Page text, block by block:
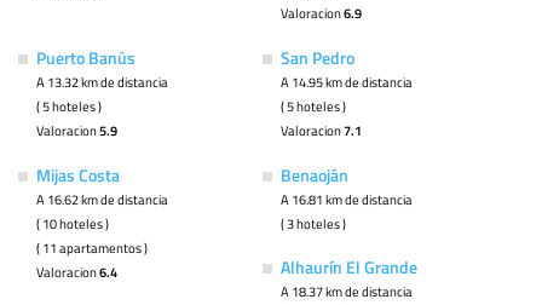
Valoracion6.9
Puerto Banús
A 13.32 km de distancia
( 5 hoteles )
Valoracion5.9
San Pedro
A 14.95 km de distancia
( 5 hoteles )
Valoracion7.1
Mijas Costa
A 16.62 km de distancia
( 10 hoteles )
( 11 apartamentos )
Valoracion6.4
Benaoján
A 16.81 km de distancia
( 3 hoteles )
Alhaurín El Grande
A 18.37 km de distancia